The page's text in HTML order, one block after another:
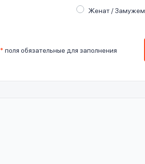
Женат / Замужем
* поля обязательные для заполнения